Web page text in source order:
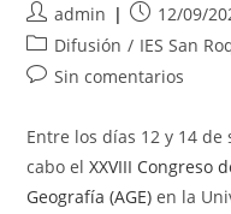
De
Autor
de
la
entrada:
admin
Publicación
de
entrada:
12/09/
Categoría
de
Difusión / IES San
Comentarios
la
Sin comentarios
Entre los días 12 y 14
cabo elXXVIII Congreso
Geografía (AGE) en la